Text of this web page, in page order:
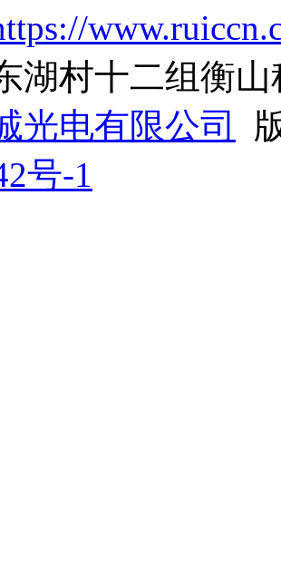
湖村十二组衡
光电有限公司
号-1